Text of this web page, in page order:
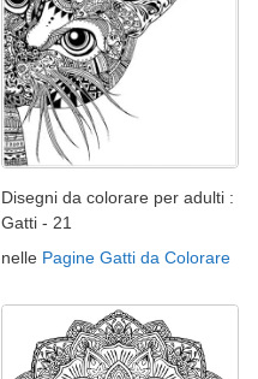
Disegni da colorare per adulti :
Gatti - 21
nelle Pagine Gatti da Colorare